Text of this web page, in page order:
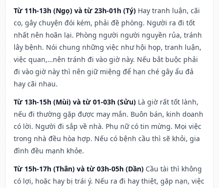
Từ 11h-13h (Ngọ) và từ 23h-01h (Tý) Hay tranh luận, cãi
cọ, gây chuyện đói kém, phải đề phòng. Người ra đi tốt
nhất nên hoãn lại. Phòng người người nguyền rủa, tránh
lây bệnh. Nói chung những việc như hội họp, tranh luận,
việc quan,…nên tránh đi vào giờ này. Nếu bắt buộc phải
đi vào giờ này thì nên giữ miệng để hạn ché gây ẩu đả
hay cãi nhau.
Từ 13h-15h (Mùi) và từ 01-03h (Sửu) Là giờ rất tốt lành,
nếu đi thường gặp được may mắn. Buôn bán, kinh doanh
có lời. Người đi sắp về nhà. Phụ nữ có tin mừng. Mọi việc
trong nhà đều hòa hợp. Nếu có bệnh cầu thì sẽ khỏi, gia
đình đều mạnh khỏe.
Từ 15h-17h (Thân) và từ 03h-05h (Dần) Cầu tài thì không
có lợi, hoặc hay bị trái ý. Nếu ra đi hay thiệt, gặp nạn, việc